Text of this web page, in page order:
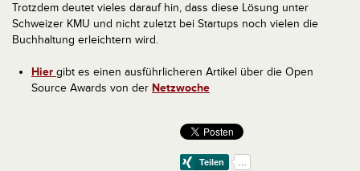
Trotzdem deutet vieles darauf hin, dass diese Lösung unter
Schweizer KMU und nicht zuletzt bei Startups noch vielen die
Buchhaltung erleichtern wird.
Hier gibt es einen ausführlicheren Artikel über die Open
Source Awards von der Netzwoche